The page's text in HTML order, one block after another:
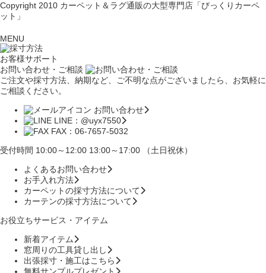
Copyright 2010 カーペット＆ラグ通販の大型専門店「びっくりカーペ
ット」
MENU
お客様サポート
お問い合わせ・ご相談
ご注文や採寸方法、納期など、ご不明な点がございましたら、お気軽に
ご相談ください。
お問い合わせ
LINE：@uyx7550
FAX：06-7657-5032
受付時間 10:00～12:00 13:00～17:00 （土日祝休）
よくあるお問い合わせ
お手入れ方法
カーペットの採寸方法について
カーテンの採寸方法について
お役立ちサービス・アイテム
新着アイテム
窓周りの工具貸し出し
出張採寸・施工はこちら